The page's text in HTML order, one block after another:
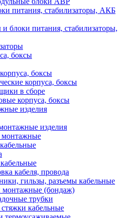
питания, стабилизаторы, АКБ
блоки питания, стабилизаторы,
боксы
боксы
корпуса, боксы
в сборе
корпуса, боксы
изделия
изделия
монтажные
кабеля, провода
гильзы, разъемы кабельные
монтажные (бондаж)
трубки
кабельные